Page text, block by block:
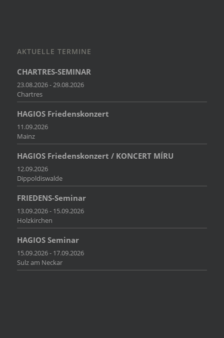
AKTUELLE TERMINE
CHARTRES-SEMINAR
23.08.2026 - 29.08.2026
Chartres
HAGIOS Friedenskonzert
11.09.2026
Mainz
HAGIOS Friedenskonzert / KONCERT MÍRU
12.09.2026
Dippoldiswalde
FRIEDENS-Seminar
13.09.2026 - 15.09.2026
Holzkirchen
HAGIOS Seminar
15.09.2026 - 17.09.2026
Sulz am Neckar